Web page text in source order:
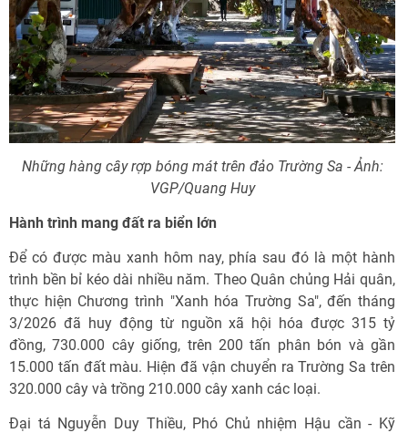
Những hàng cây rợp bóng mát trên đảo Trường Sa - Ảnh:
VGP/Quang Huy
Hành trình mang đất ra biển lớn
Để có được màu xanh hôm nay, phía sau đó là một hành
trình bền bỉ kéo dài nhiều năm. Theo Quân chủng Hải quân,
thực hiện Chương trình "Xanh hóa Trường Sa", đến tháng
3/2026 đã huy động từ nguồn xã hội hóa được 315 tỷ
đồng, 730.000 cây giống, trên 200 tấn phân bón và gần
15.000 tấn đất màu. Hiện đã vận chuyển ra Trường Sa trên
320.000 cây và trồng 210.000 cây xanh các loại.
Đại tá Nguyễn Duy Thiều, Phó Chủ nhiệm Hậu cần - Kỹ